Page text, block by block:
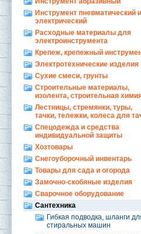
Инструмент пневматический и
электрический
Расходные материалы для
электроинструмента
Крепеж, крепежный
Электротехнические изделия
Сухие смеси, грунты
Строительные материалы,
изолента, строительная
Лестницы, стремянки, туры,
тачки, тележки, колеса для
Спецодежда и средства
индивидуальной защиты
Хозтовары
Снегоуборочный инвентарь
Товары для сада и огорода
Замочно-скобяные изделия
Сварочное оборудование
Сантехника
Гибкая подводка, шланги
стиральных машин